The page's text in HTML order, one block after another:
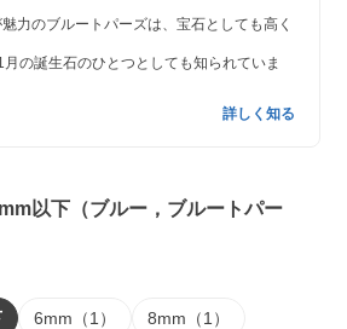
力のブルートパーズは、宝石としても高く
の誕生石のひとつとしても知られていま
詳しく知る
以下（ブルー，ブルートパー
6mm（1） 8mm（1）